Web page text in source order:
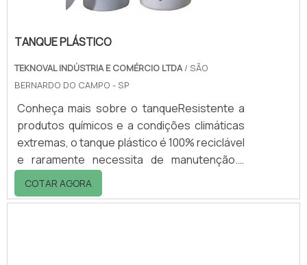
TANQUE PLÁSTICO
TEKNOVAL INDÚSTRIA E COMÉRCIO LTDA/ SÃO
BERNARDO DO CAMPO - SP
Conheça mais sobre o tanqueResistente a
produtos químicos e a condições climáticas
extremas, o tanque plástico é 100% reciclável
e raramente necessita de manutenção.A
peça é feita através do processo de
rotomoldagem, que o deixa única, sem soldas
COTAR AGORA